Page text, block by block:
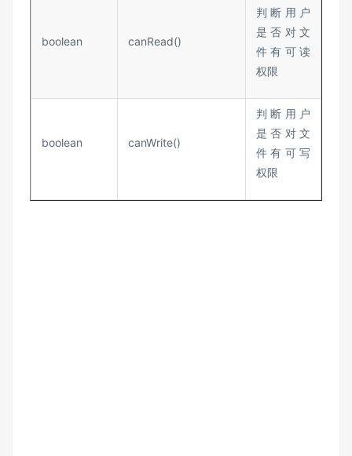
boolean canRead()
判断用户
是否对文
件有可读
权限
boolean canWrite()
判断用户
是否对文
件有可写
权限